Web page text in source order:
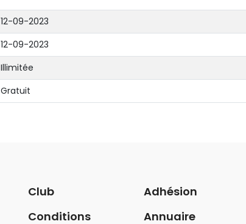
12-09-2023
12-09-2023
Illimitée
Gratuit
Club
Conditions
Adhésion
Annuaire